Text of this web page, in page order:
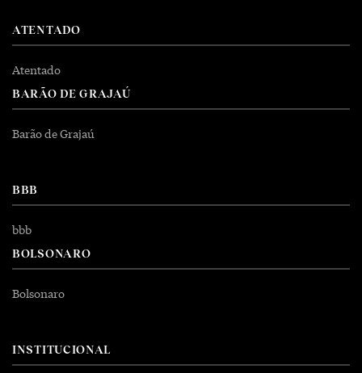
ATENTADO
Atentado
BARÃO DE GRAJAÚ
Barão de Grajaú
BBB
bbb
BOLSONARO
Bolsonaro
INSTITUCIONAL